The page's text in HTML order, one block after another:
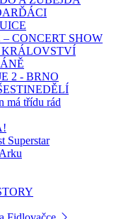
CONCERT SHOW
2 - BRNO
má třídu rád
Superstar